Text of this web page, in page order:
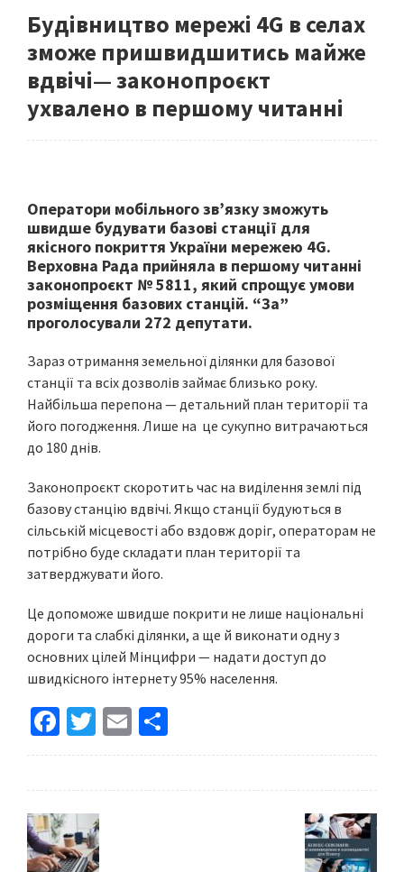
Будівництво мережі 4G в селах
зможе пришвидшитись майже
вдвічі— законопроєкт
ухвалено в першому читанні
Оператори мобільного зв’язку зможуть
швидше будувати базові станції для
якісного покриття України мережею 4G.
Верховна Рада прийняла в першому читанні
законопроєкт № 5811, який спрощує умови
розміщення базових станцій. “За”
проголосували 272 депутати.
Зараз отримання земельної ділянки для базової
станції та всіх дозволів займає близько року.
Найбільша перепона — детальний план території та
його погодження. Лише на це сукупно витрачаються
до 180 днів.
Законопроєкт скоротить час на виділення землі під
базову станцію вдвічі. Якщо станції будуються в
сільській місцевості або вздовж доріг, операторам не
потрібно буде складати план території та
затверджувати його.
Це допоможе швидше покрити не лише національні
дороги та слабкі ділянки, а ще й виконати одну з
основних цілей Мінцифри — надати доступ до
швидкісного інтернету 95% населення.
Fa
ce
o
o
T
wi
er
E
m h